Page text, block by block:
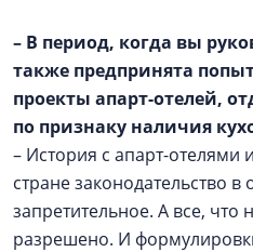
– В период, когда вы
также предпринята
проекты апарт-отелей,
по признаку наличия
– История с апарт-отелями
стране законодательство в
запретительное. А все, что
разрешено. И